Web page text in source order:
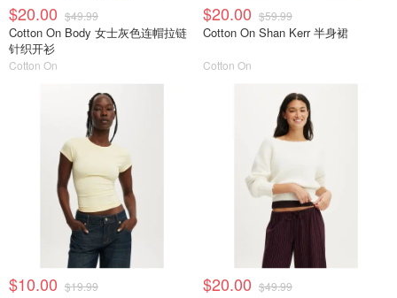
$20.00 $49.99
Cotton On Body 女士灰色连帽拉链
针织开衫
Cotton On
$20.00 $59.99
Cotton On Shan Kerr 半身裙
Cotton On
$10.00 $19.99 $20.00 $49.99